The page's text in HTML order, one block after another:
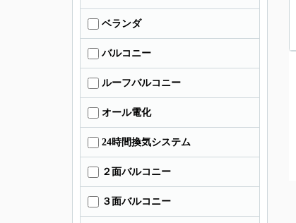
ベランダ
バルコニー
ルーフバルコニー
オール電化
24時間換気システム
２面バルコニー
３面バルコニー